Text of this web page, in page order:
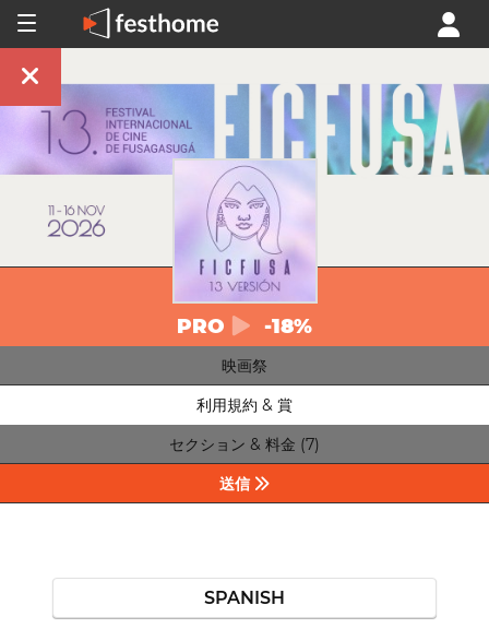
PRO -18%
映画祭
利用規約 & 賞
セクション & 料金 (7)
送信
SPANISH